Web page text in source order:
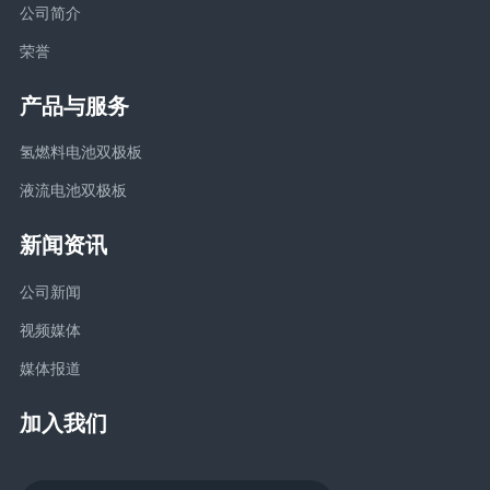
公司简介
荣誉
产品与服务
氢燃料电池双极板
液流电池双极板
新闻资讯
公司新闻
视频媒体
媒体报道
加入我们